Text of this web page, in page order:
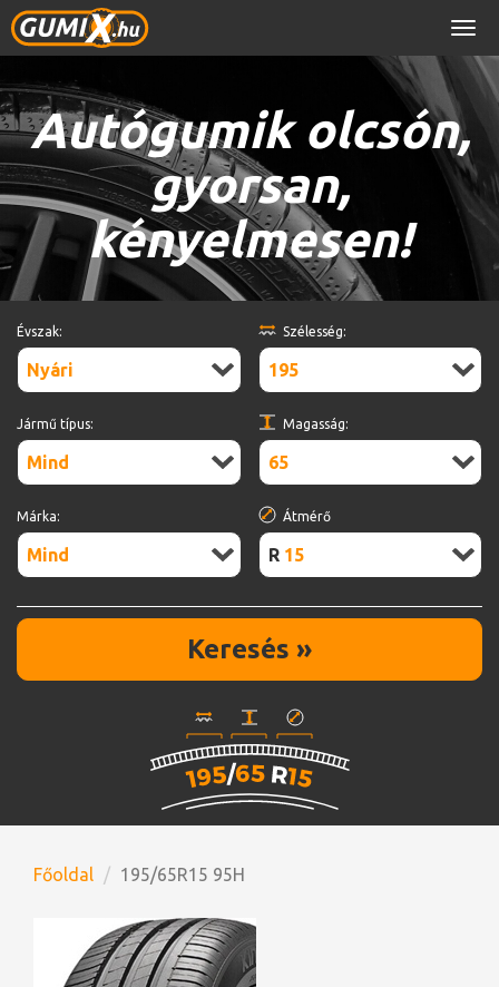
Autógumik olcsón,
gyorsan,
kényelmesen!
Évszak:
Nyári
Jármű típus:
Mind
Márka:
Mind
Szélesség:
195
Magasság:
65
Átmérő
R15
Keresés »
Főoldal 195/65R15 95H